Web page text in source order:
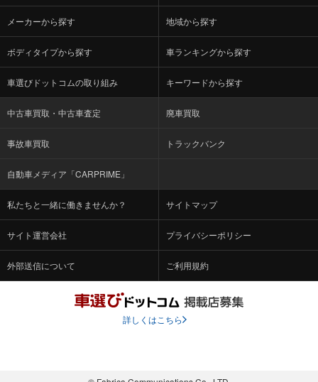
メーカーから探す 地域から探す
ボディタイプから探す 車ランキングから探す
車選びドットコムの取り組み キーワードから探す
中古車買取・中古車査定 廃車買取
事故車買取 トラックバンク
自動車メディア「CARPRIME」
私たちと一緒に働きませんか？ サイトマップ
サイト運営会社 プライバシーポリシー
外部送信について ご利用規約
詳しくはこちら